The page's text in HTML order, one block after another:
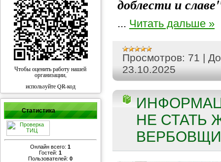
Чтобы оценить работу нашей
организации,
используйте QR-код
Статистика
Онлайн всего:1
Гостей:1
Пользователей:0
доблести и
... Читать дальше »
Просмотров: 71 |
23.10.2025
НЕ СТАТЬ